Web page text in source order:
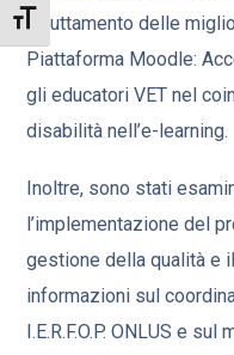
ATTIVA/DISATTIVA
sfruttamento delle
Piattaforma Moodle:
gli educatori VET nel
disabilità nell’e-learning.
Inoltre, sono stati
l’implementazione del
gestione della qualità e
informazioni sul
I.E.R.F.O.P. ONLUS e